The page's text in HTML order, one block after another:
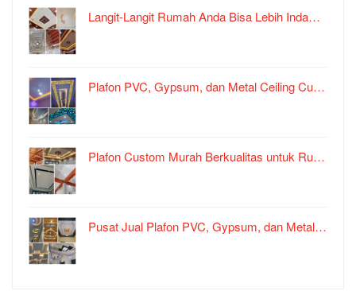
Langit-Langit Rumah Anda Bisa Lebih Inda…
Plafon PVC, Gypsum, dan Metal Ceiling Cu…
Plafon Custom Murah Berkualitas untuk Ru…
Pusat Jual Plafon PVC, Gypsum, dan Metal…